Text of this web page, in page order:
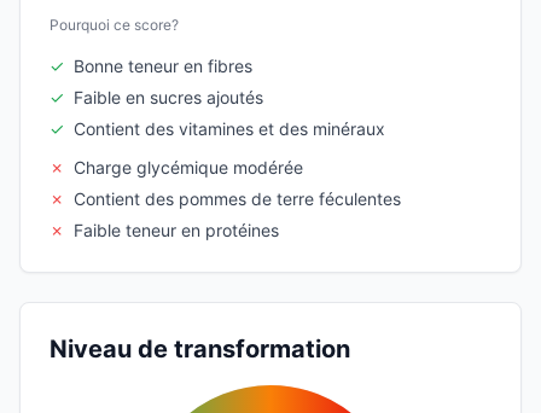
Pourquoi ce score?
✓ Bonne teneur en fibres
✓ Faible en sucres ajoutés
✓ Contient des vitamines et des minéraux
✗
Charge glycémique modérée
✗
Contient des pommes de terre féculentes
✗
Faible teneur en protéines
Niveau de transformation